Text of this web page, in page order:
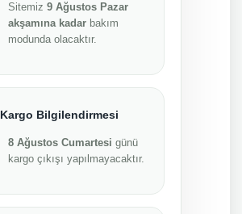
Sitemiz 9 Ağustos Pazar
akşamına kadar bakım
modunda olacaktır.
Kargo Bilgilendirmesi
8 Ağustos Cumartesi günü
kargo çıkışı yapılmayacaktır.